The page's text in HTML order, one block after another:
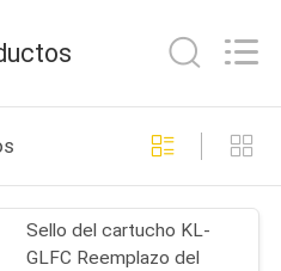
209
Sello del cartucho KL-
GLFC Reemplazo del